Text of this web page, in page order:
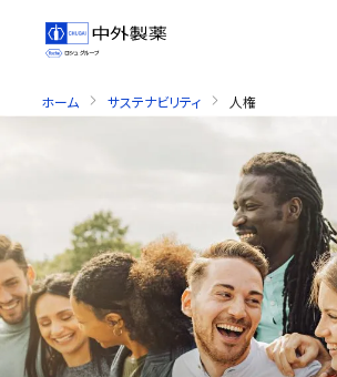
ホーム サステナビリティ 人権